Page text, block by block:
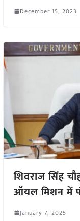
December 15, 2023
शिवराज सिंह
ऑयल मिशन में
January 7, 2025